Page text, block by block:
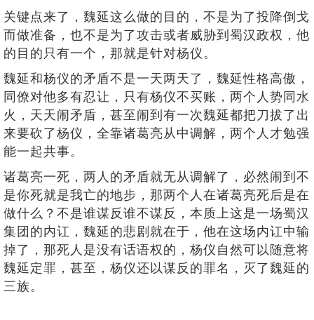
关键点来了，魏延这么做的目的，不是为了投降倒戈
而做准备，也不是为了攻击或者威胁到蜀汉政权，他
的目的只有一个，那就是针对杨仪。
魏延和杨仪的矛盾不是一天两天了，魏延性格高傲，
同僚对他多有忍让，只有杨仪不买账，两个人势同水
火，天天闹矛盾，甚至闹到有一次魏延都把刀拔了出
来要砍了杨仪，全靠诸葛亮从中调解，两个人才勉强
能一起共事。
诸葛亮一死，两人的矛盾就无从调解了，必然闹到不
是你死就是我亡的地步，那两个人在诸葛亮死后是在
做什么？不是谁谋反谁不谋反，本质上这是一场蜀汉
集团的内讧，魏延的悲剧就在于，他在这场内讧中输
掉了，那死人是没有话语权的，杨仪自然可以随意将
魏延定罪，甚至，杨仪还以谋反的罪名，灭了魏延的
三族。